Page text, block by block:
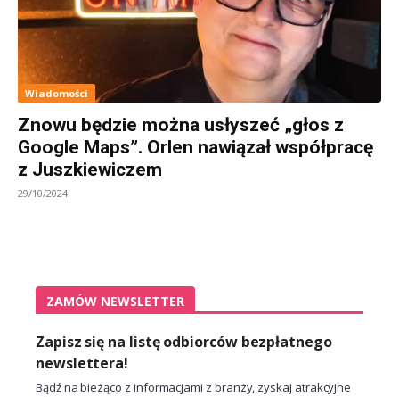
Wiadomości
Znowu będzie można usłyszeć „głos z
Google Maps”. Orlen nawiązał współpracę
z Juszkiewiczem
29/10/2024
ZAMÓW NEWSLETTER
Zapisz się na listę odbiorców bezpłatnego
newslettera!
Bądź na bieżąco z informacjami z branży, zyskaj atrakcyjne